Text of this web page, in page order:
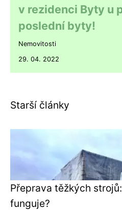
v rezidenci Byty u
poslední byty!
Nemovitosti
29. 04. 2022
Starší články
Přeprava těžkých
funguje?